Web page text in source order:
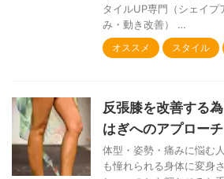
タイルUP専門（シェイプ
み・動き改善） …
オススメ スタイル
反張膝を改善する
はぎへのアプロー
体型・姿勢・痛みに悩む
も憧れられる身体に変身